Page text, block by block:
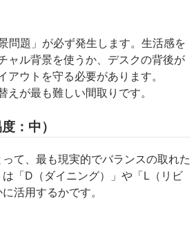
問題」が必ず発生します。生活感を
ャル背景を使うか、デスクの背後が
アウトを守る必要があります。
えが最も難しい間取りです。
：中）
て、最も現実的でバランスの取れた
「D（ダイニング）」や「L（リビ
活用するかです。